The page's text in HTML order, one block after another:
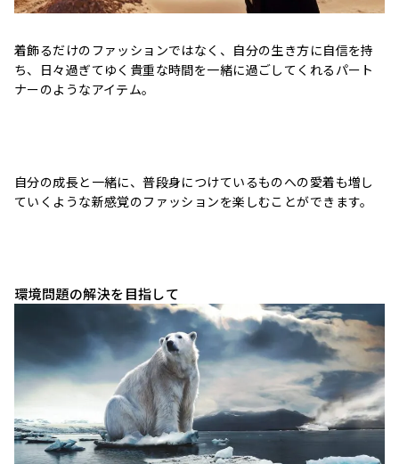
着飾るだけのファッションではなく、自分の生き方に自信を持
ち、日々過ぎてゆく貴重な時間を一緒に過ごしてくれるパート
ナーのようなアイテム。
自分の成長と一緒に、普段身につけているものへの愛着も増し
ていくような新感覚のファッションを楽しむことができます。
環境問題の解決を目指して